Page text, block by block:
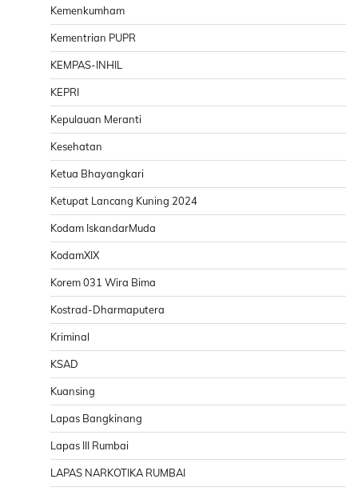
Kemenkumham
Kementrian PUPR
KEMPAS-INHIL
KEPRI
Kepulauan Meranti
Kesehatan
Ketua Bhayangkari
Ketupat Lancang Kuning 2024
Kodam IskandarMuda
KodamXIX
Korem 031 Wira Bima
Kostrad-Dharmaputera
Kriminal
KSAD
Kuansing
Lapas Bangkinang
Lapas III Rumbai
LAPAS NARKOTIKA RUMBAI